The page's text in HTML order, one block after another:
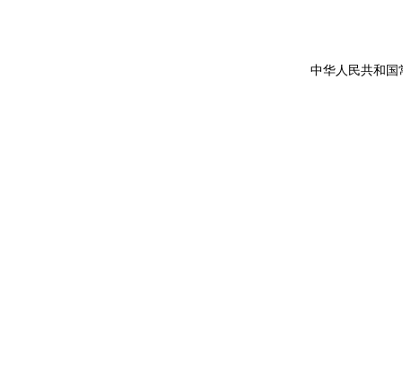
中华人民共和国